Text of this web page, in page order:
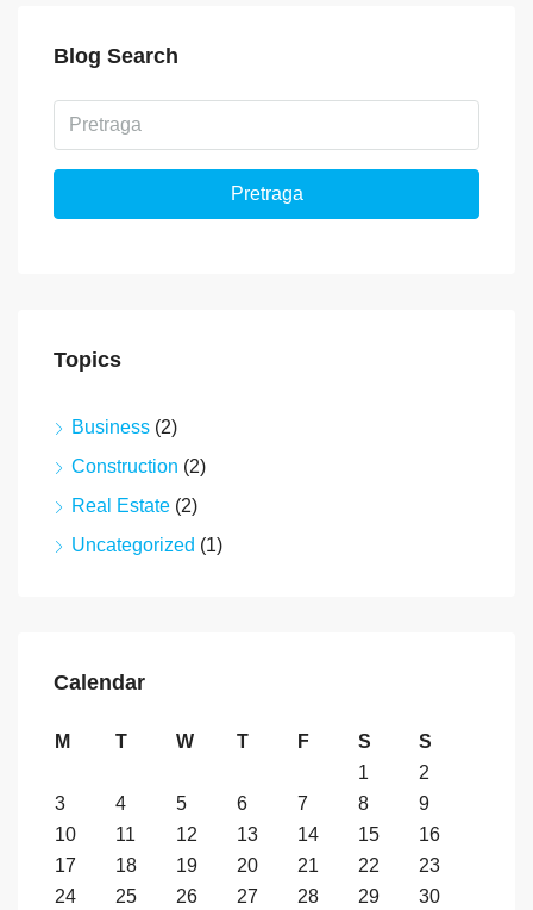
Blog Search
Pretraga
Topics
Business (2)
Construction (2)
Real Estate (2)
Uncategorized (1)
Calendar
M T W T F S
S
1
2
3
4 5 6 7 8
9
10
11 12 13 14 15
16
17
18 19 20 21 22
23
24
25 26 27 28 29
30